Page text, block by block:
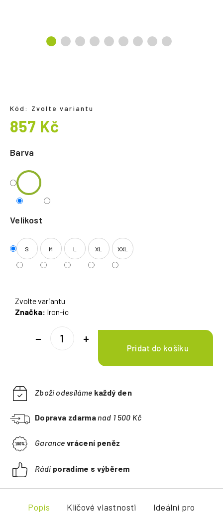
Barva
Velikost
S M L XL XXL
Zvolte variantu
Značka: Iron-ic
+
−
Zboží odesíláme každý den
Doprava zdarma nad 1 500 Kč
Garance vrácení peněz
Rádi poradíme s výběrem
Kód: Zvolte variantu
857 Kč
cena:
Popis Klíčové vlastnosti Ideální pro